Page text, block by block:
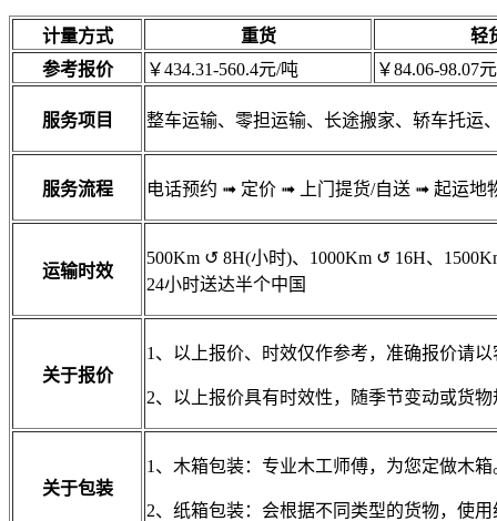
计量方式 重货
轻
参考报价
￥434.31-560.4元/吨 ￥84.06-98.07
服务项目 整车运输、零担运输、长途搬家、轿车托运
服务流程 电话预约 ➟ 定价 ➟ 上门提货/自送 ➟ 起运地
运输时效
500Km ↺ 8H(小时)、1000Km ↺ 16H、
24小时送达半个中国
关于报价
1、以上报价、时效仅作参考，准确报价请
2、以上报价具有时效性，随季节变动或货
关于包装
1、木箱包装：专业木工师傅，为您定做木
2、纸箱包装：会根据不同类型的货物，使